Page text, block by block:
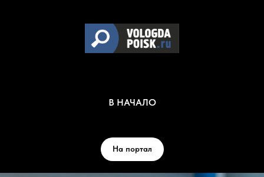
В НАЧАЛО
На портал